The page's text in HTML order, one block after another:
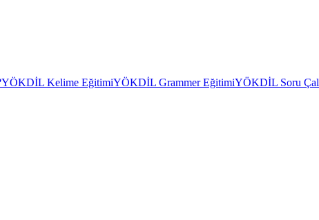
YÖKDİL Kelime EğitimiYÖKDİL Grammer EğitimiYÖKDİL Soru